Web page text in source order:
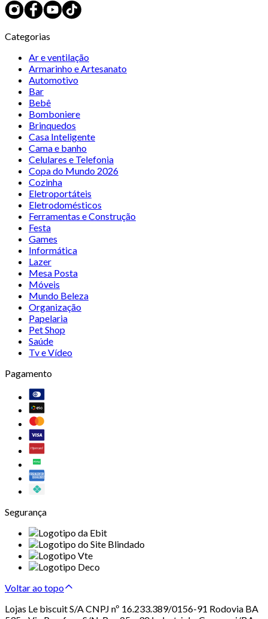
Categorias
Ar e ventilação
Armarinho e Artesanato
Automotivo
Bar
Bebê
Bomboniere
Brinquedos
Casa Inteligente
Cama e banho
Celulares e Telefonia
Copa do Mundo 2026
Cozinha
Eletroportáteis
Eletrodomésticos
Ferramentas e Construção
Festa
Games
Informática
Lazer
Mesa Posta
Móveis
Mundo Beleza
Organização
Papelaria
Pet Shop
Saúde
Tv e Vídeo
Pagamento
Segurança
Voltar ao topo
Lojas Le biscuit S/A CNPJ nº 16.233.389/0156-91 Rodovia BA